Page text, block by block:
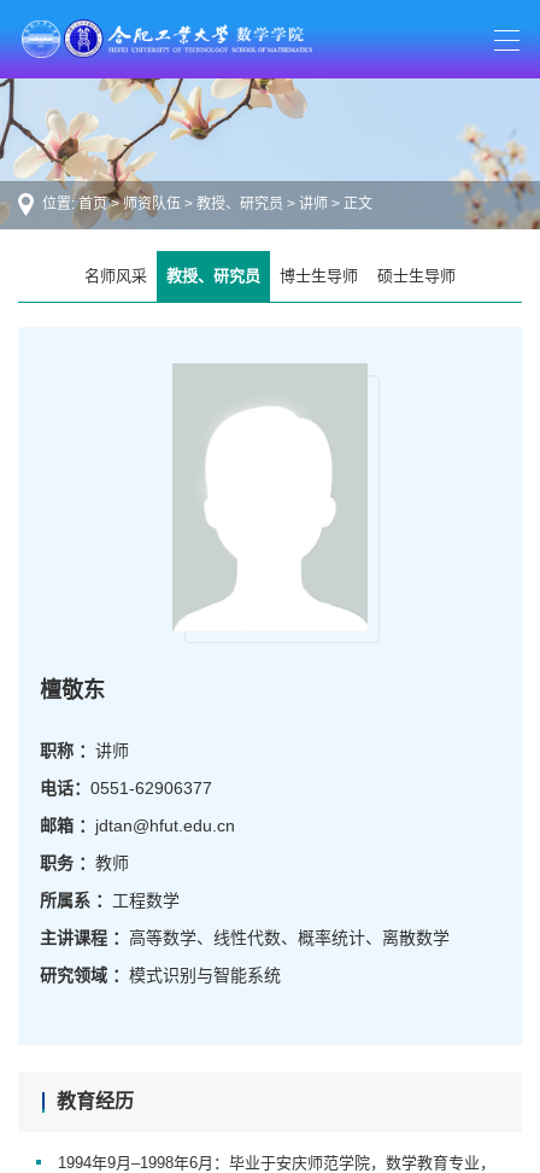
位置:首页>师资队伍 > 教授、研究员 > 讲师 > 正文
名师风采 教授、研究员 博士生导师 硕士生导师
檀敬东
职称 ： 讲师
电话： 0551-62906377
邮箱 ： jdtan@hfut.edu.cn
职务 ： 教师
所属系 ： 工程数学
主讲课程 ： 高等数学、线性代数、概率统计、离散数学
研究领域 ： 模式识别与智能系统
教育经历
1994年9月–1998年6月：毕业于安庆师范学院，数学教育专业，